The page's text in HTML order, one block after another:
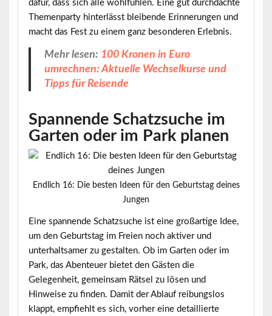
dafür, dass sich alle wohlfühlen. Eine gut durchdachte
Themenparty hinterlässt bleibende Erinnerungen und
macht das Fest zu einem ganz besonderen Erlebnis.
Mehr lesen: 100 Kronen in Euro
umrechnen: Aktuelle Wechselkurse und
Tipps für Reisende
Spannende Schatzsuche im
Garten oder im Park planen
Endlich 16: Die besten Ideen für den Geburtstag deines
Jungen
Eine spannende Schatzsucheist eine großartige Idee,
um den Geburtstag im Freien noch aktiver und
unterhaltsamer zu gestalten. Ob im Garten oder im
Park, das Abenteuer bietet den Gästen die
Gelegenheit, gemeinsam Rätsel zu lösen und
Hinweise zu finden. Damit der Ablauf reibungslos
klappt, empfiehlt es sich, vorher eine detaillierte